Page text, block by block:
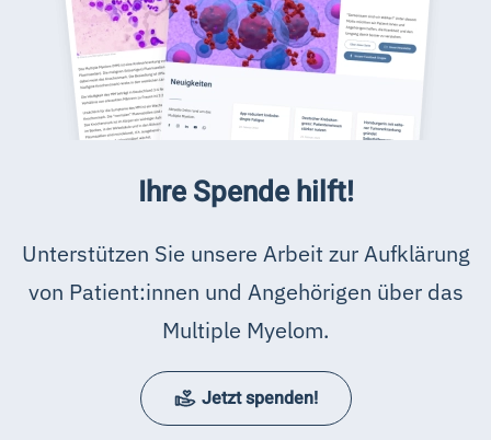
Ihre Spende hilft!
Unterstützen Sie unsere Arbeit zur Aufklärung
von Patient:innen und Angehörigen über das
Multiple Myelom.
Jetzt spenden!